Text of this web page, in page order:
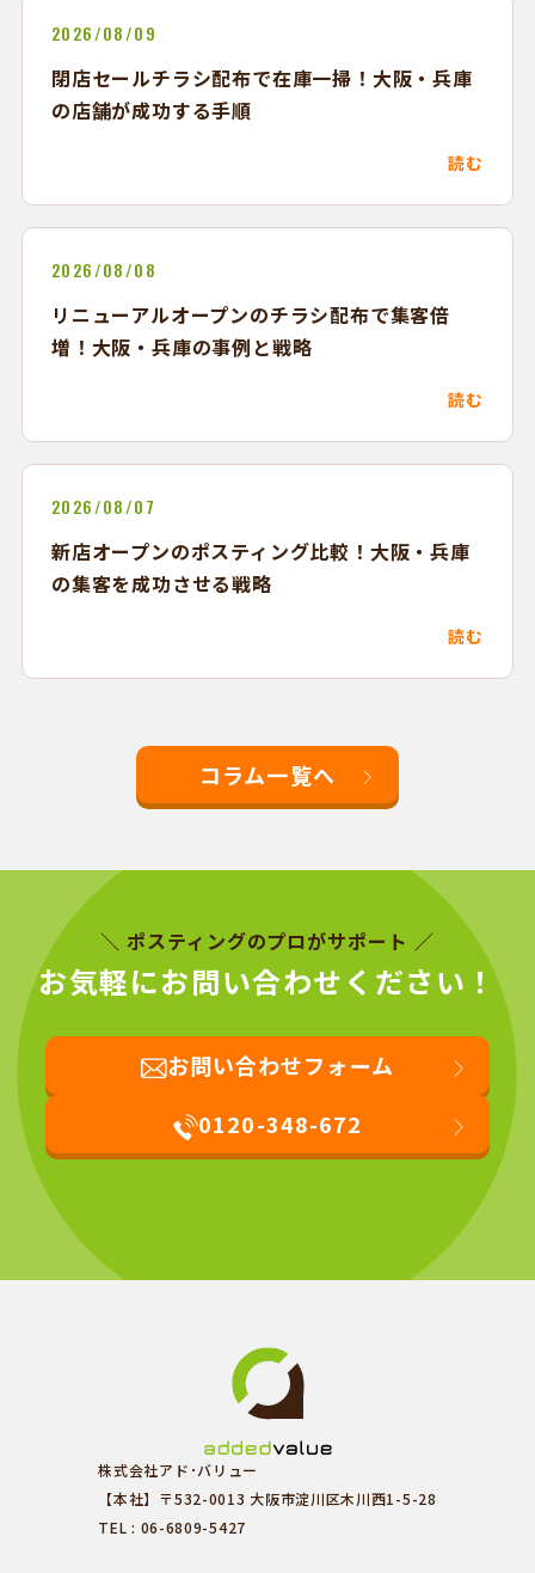
2026/08/09
閉店セールチラシ配布で在庫一掃！大阪・兵庫
の店舗が成功する手順
読む
2026/08/08
リニューアルオープンのチラシ配布で集客倍
増！大阪・兵庫の事例と戦略
読む
2026/08/07
新店オープンのポスティング比較！大阪・兵庫
の集客を成功させる戦略
読む
コラム一覧へ
＼ ポスティングのプロがサポート ／
お気軽にお問い合わせください！
お問い合わせフォーム
0120-348-672
株式会社アド･バリュー
【本社】〒532-0013 大阪市淀川区木川西1-5-28
TEL : 06-6809-5427